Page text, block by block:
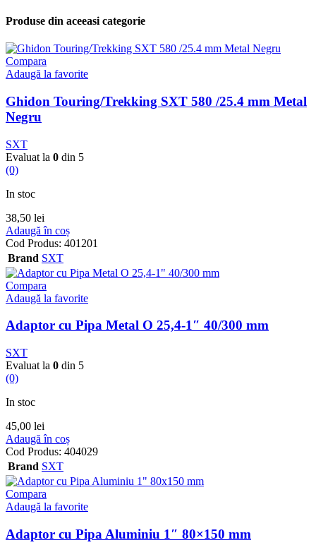
Produse din aceeasi categorie
Compara
Adaugă la favorite
Ghidon Touring/Trekking SXT 580 /25.4 mm Metal
Negru
SXT
Evaluat la 0 din 5
(0)
In stoc
38,50 lei
Adaugă în coș
Cod Produs: 401201
Brand SXT
Compara
Adaugă la favorite
Adaptor cu Pipa Metal O 25,4-1″ 40/300 mm
SXT
Evaluat la 0 din 5
(0)
In stoc
45,00 lei
Adaugă în coș
Cod Produs: 404029
Brand SXT
Compara
Adaugă la favorite
Adaptor cu Pipa Aluminiu 1″ 80×150 mm